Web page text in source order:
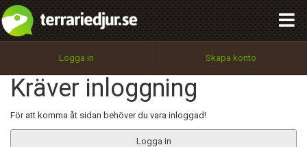
Logga in Skapa konto
Kräver inloggning
För att komma åt sidan behöver du vara inloggad!
Logga in
Utför
100%
OK
integritetspolicy
Namn:
Epost:
Begär nytt lösenord
Tillbaka till förstasidan